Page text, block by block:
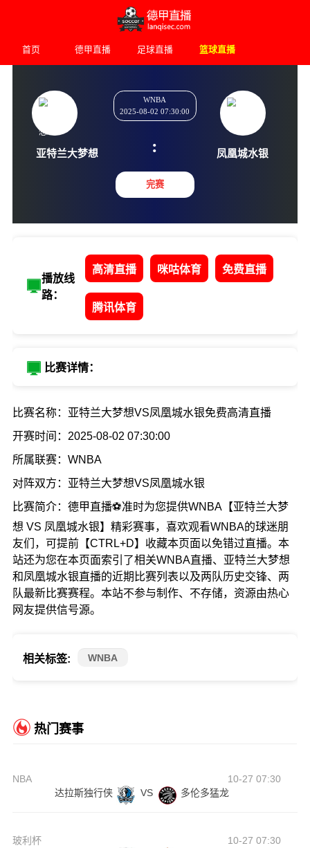
首页 德甲直播 足球直播 篮球直播
亚特兰大梦想
WNBA
2025-08-02 07:30:00
:
完赛
播放线
路：
高清直播 咪咕体育 免费直播
腾讯体育
比赛详情：
比赛名称：亚特兰大梦想VS凤凰城水银免费高清直播
开赛时间：2025-08-02 07:30:00
所属联赛：WNBA
对阵双方：亚特兰大梦想VS凤凰城水银
比赛简介：德甲直播⚽准时为您提供WNBA【亚特兰大梦
想 VS 凤凰城水银】精彩赛事，喜欢观看WNBA的球迷朋
友们，可提前【CTRL+D】收藏本页面以免错过直播。本
站还为您在本页面索引了相关WNBA直播、亚特兰大梦想
和凤凰城水银直播的近期比赛列表以及两队历史交锋、两
队最新比赛赛程。本站不参与制作、不存储，资源由热心
网友提供信号源。
相关标签: WNBA
热门赛事
NBA
10-27 07:30
达拉斯独行侠
VS 多伦多猛龙
玻利杯
10-27 07:30